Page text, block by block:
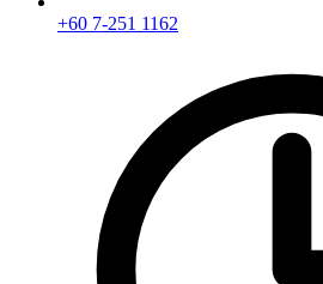
+60 7-251 1162